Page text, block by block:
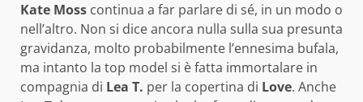
Kate Moss continua a far parlare di sé, in un modo o
nell’altro. Non si dice ancora nulla sulla sua presunta
gravidanza, molto probabilmente l’ennesima bufala,
ma intanto la top model si è fatta immortalare in
compagnia di Lea T. per la copertina di Love. Anche